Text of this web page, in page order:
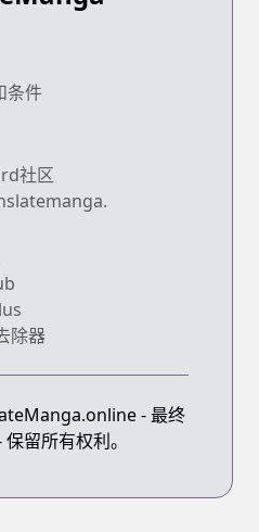
条件
社区
除器
- 最终
留所有权利。